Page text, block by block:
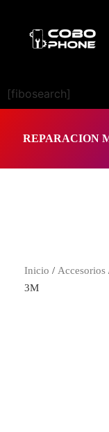
[fibosearch]
REPARACION
Inicio / Accesorios
3M